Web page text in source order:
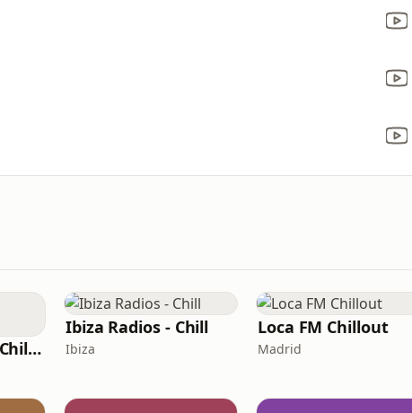
Costa Del Mar - Chillout
Ibiza Radios - Chill
Ibiza
Loca FM Chillout
Madrid